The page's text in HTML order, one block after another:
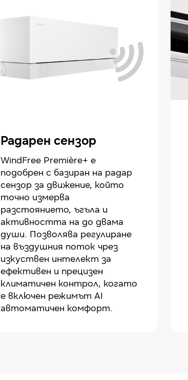
Радарен сензор
WindFree Première+ е
подобрен с базиран на радар
сензор за движение, който
точно измерва
разстоянието, ъгъла и
активността на до двама
души. Позволява регулиране
на въздушния поток чрез
изкуствен интелект за
ефективен и прецизен
климатичен контрол, когато
е включен режимът AI
автоматичен комфорт.